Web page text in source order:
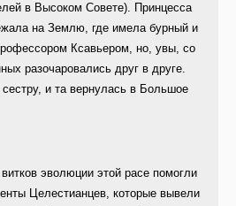
в Высоком Совете). Принцесса
на Землю, где имела бурный и
Ксавьером, но, увы, со
разочаровались друг в друге.
и та вернулась в Большое
эволюции этой расе помогли
Целестианцев, которые вывели